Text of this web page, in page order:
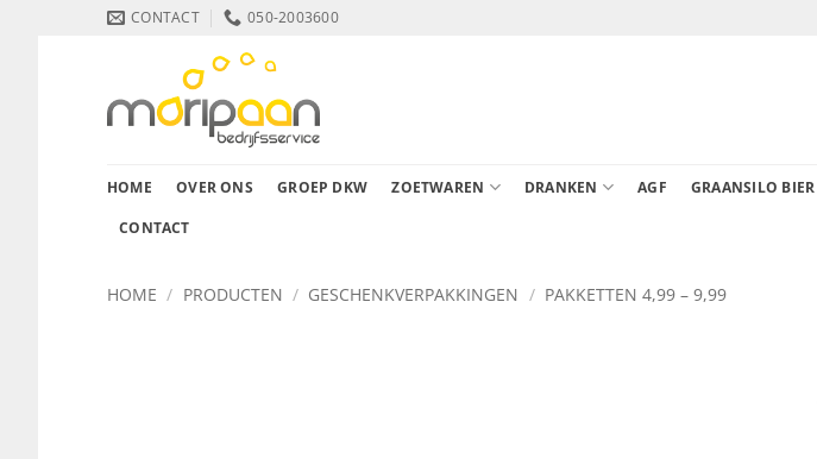
CONTACT 050-2003600
HOME OVER ONS GROEP DKW ZOETWAREN DRANKEN AGF GRAANSILO BIER
CONTACT
HOME / PRODUCTEN / GESCHENKVERPAKKINGEN / PAKKETTEN 4,99 – 9,99